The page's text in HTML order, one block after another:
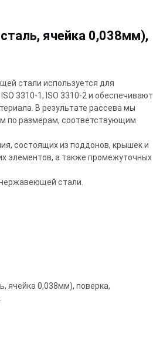
ячейка 0,038мм),
стали используется для
3310-1, ISO 3310-2 и обеспечивают
В результате рассева мы
по размерам, соответствующим
состоящих из поддонов, крышек и
элементов, а также промежуточных
стали.
ячейка 0,038мм), поверка,